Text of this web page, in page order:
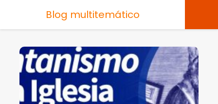
Blog multitemático